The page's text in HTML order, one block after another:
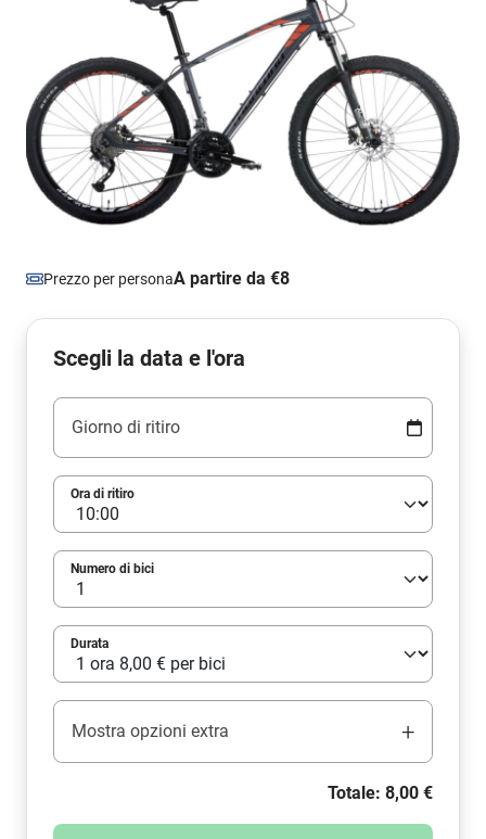
Prezzo per personaA partire da €8
Scegli la data e l'ora
Giorno di ritiro
Ora di ritiro
Numero di bici
Durata
Mostra opzioni extra +
Totale: 8,00 €